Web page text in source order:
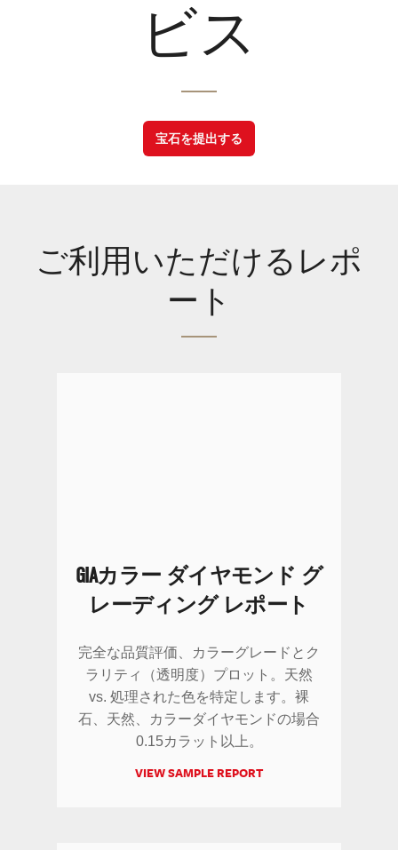
ビス
宝石を提出する
ご利用いただけるレポ
ート
GIAカラー ダイヤモンド グ
レーディング レポート
完全な品質評価、カラーグレードとク
ラリティ（透明度）プロット。天然
vs. 処理された色を特定します。裸
石、天然、カラーダイヤモンドの場合
0.15カラット以上。
VIEW SAMPLE REPORT